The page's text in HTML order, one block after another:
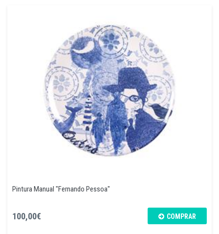
Pintura Manual "Fernando Pessoa"
100,00€ COMPRAR